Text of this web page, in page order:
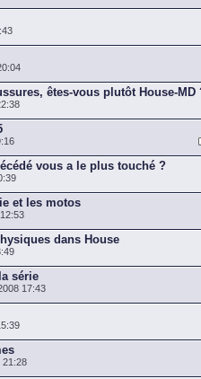
êtes-vous plutôt House-MD
vous a le plus touché ?
et les motos
dans House
série
17:43
21:28